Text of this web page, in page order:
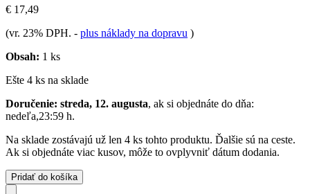
€ 17,49
(vr. 23% DPH. - plus náklady na dopravu )
Obsah: 1 ks
Ešte 4 ks na sklade
Doručenie: streda, 12. augusta, ak si objednáte do dňa:
nedeľa,23:59 h.
Na sklade zostávajú už len 4 ks tohto produktu. Ďalšie sú na ceste.
Ak si objednáte viac kusov, môže to ovplyvniť dátum dodania.
Pridať do košíka